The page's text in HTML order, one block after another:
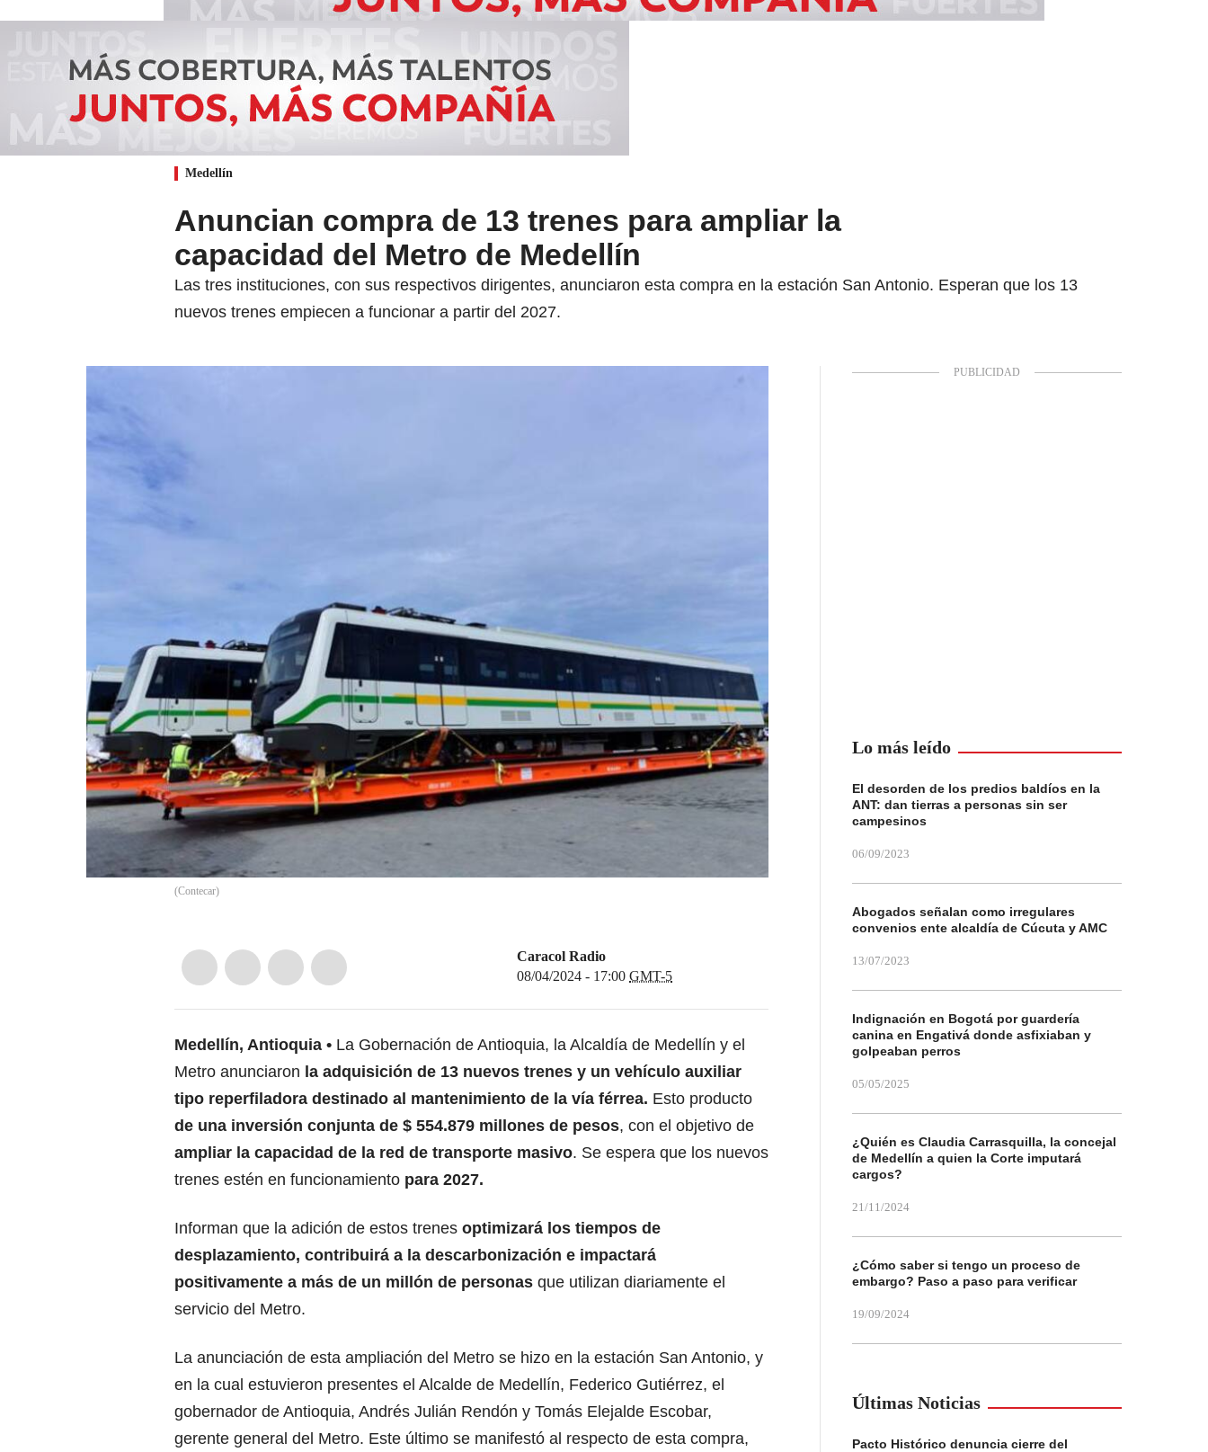
Medellín
Anuncian compra de 13 trenes para ampliar la
capacidad del Metro de Medellín
Las tres instituciones, con sus respectivos dirigentes, anunciaron esta compra en la estación San Antonio. Esperan que los 13
nuevos trenes empiecen a funcionar a partir del 2027.
(Contecar)
Caracol Radio
08/04/2024 - 17:00 GMT-5
Medellín, Antioquia
La Gobernación de Antioquia, la Alcaldía de Medellín y el
Metro anunciaron la adquisición de 13 nuevos trenes y un vehículo auxiliar
tipo reperfiladora destinado al mantenimiento de la vía férrea. Esto producto
de una inversión conjunta de $ 554.879 millones de pesos, con el objetivo de
ampliar la capacidad de la red de transporte masivo. Se espera que los nuevos
trenes estén en funcionamiento para 2027.
Informan que la adición de estos trenes optimizará los tiempos de
desplazamiento, contribuirá a la descarbonización e impactará
positivamente a más de un millón de personas que utilizan diariamente el
servicio del Metro.
La anunciación de esta ampliación del Metro se hizo en la estación San Antonio, y
en la cual estuvieron presentes el Alcalde de Medellín, Federico Gutiérrez, el
gobernador de Antioquia, Andrés Julián Rendón y Tomás Elejalde Escobar,
gerente general del Metro. Este último se manifestó al respecto de esta compra,
Lo más leído
El desorden de los predios baldíos en la
ANT: dan tierras a personas sin ser
campesinos
06/09/2023
Abogados señalan como irregulares
convenios ente alcaldía de Cúcuta y AMC
13/07/2023
Indignación en Bogotá por guardería
canina en Engativá donde asfixiaban y
golpeaban perros
05/05/2025
¿Quién es Claudia Carrasquilla, la concejal
de Medellín a quien la Corte imputará
cargos?
21/11/2024
¿Cómo saber si tengo un proceso de
embargo? Paso a paso para verificar
19/09/2024
Últimas Noticias
Pacto Histórico denuncia cierre del